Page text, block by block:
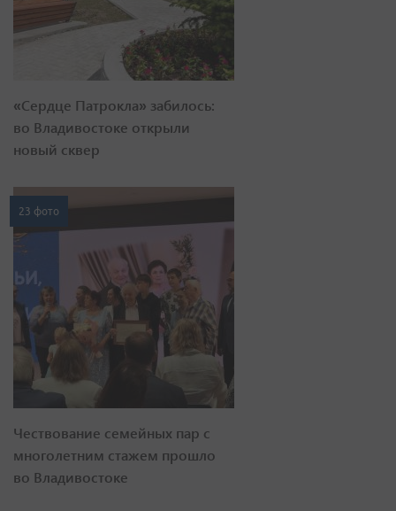
«Сердце Патрокла» забилось:
во Владивостоке открыли
новый сквер
23 фото
Чествование семейных пар с
многолетним стажем прошло
во Владивостоке